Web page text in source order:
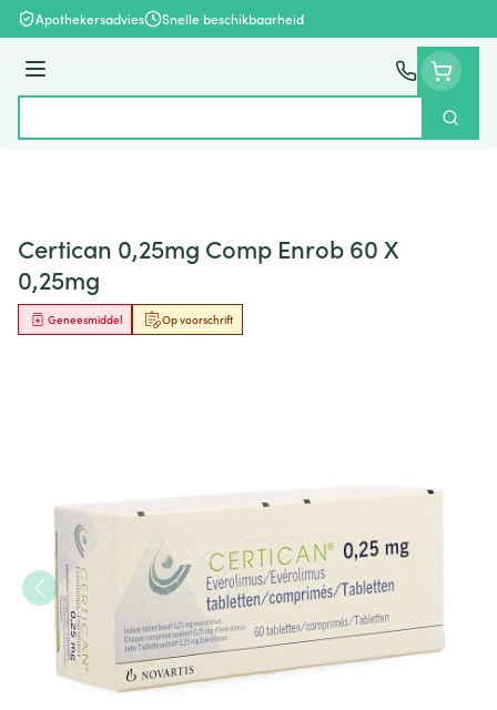
Ga naar de inhoud
Apothekersadvies Snelle beschikbaarheid
Menu
Zoek
Certican 0,25mg Comp Enrob 60 X
0,25mg
Op voorschrift
Geneesmiddel